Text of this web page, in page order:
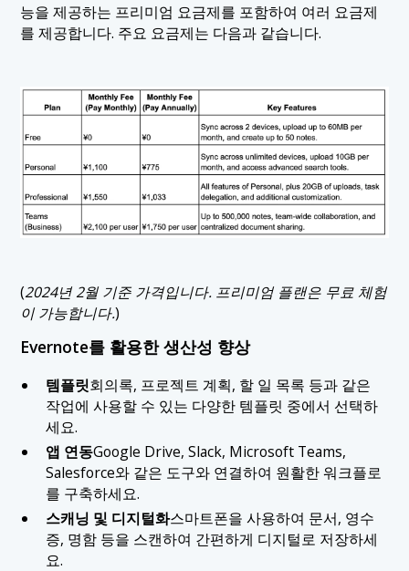
능을 제공하는 프리미엄 요금제를 포함하여 여러 요금제
를 제공합니다. 주요 요금제는 다음과 같습니다.
(2024년 2월 기준 가격입니다. 프리미엄 플랜은 무료 체험
이 가능합니다.)
Evernote를 활용한 생산성 향상
템플릿회의록, 프로젝트 계획, 할 일 목록 등과 같은
작업에 사용할 수 있는 다양한 템플릿 중에서 선택하
세요.
앱 연동Google Drive, Slack, Microsoft Teams,
Salesforce와 같은 도구와 연결하여 원활한 워크플로
를 구축하세요.
스캐닝 및 디지털화스마트폰을 사용하여 문서, 영수
증, 명함 등을 스캔하여 간편하게 디지털로 저장하세
요.